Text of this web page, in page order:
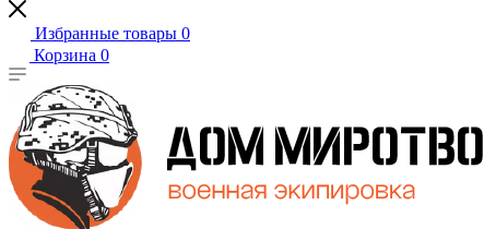
Избранные товары 0
Корзина 0